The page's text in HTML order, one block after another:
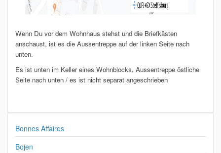
Wenn Du vor dem Wohnhaus stehst und die Briefkästen
anschaust, ist es die Aussentreppe auf der linken Seite nach
unten.
Es ist unten im Keller eines Wohnblocks, Aussentreppe östliche
Seite nach unten / es ist nicht separat angeschrieben
Bonnes Affaires
Bojen